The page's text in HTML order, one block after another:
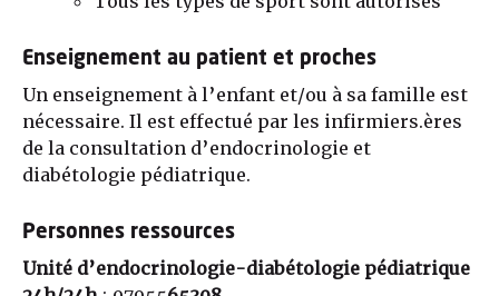
Enseignement au patient et proches
Un enseignement à l’enfant et/ou à sa famille est
nécessaire. Il est effectué par les infirmiers.ères
de la consultation d’endocrinologie et
diabétologie pédiatrique.
Personnes ressources
Unité d’endocrinologie-diabétologie pédiatrique